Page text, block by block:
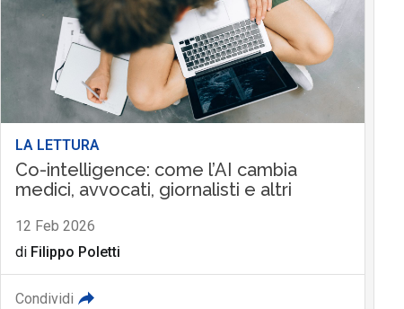
LA LETTURA
Co-intelligence: come l’AI cambia
medici, avvocati, giornalisti e altri
12 Feb 2026
di Filippo Poletti
Condividi